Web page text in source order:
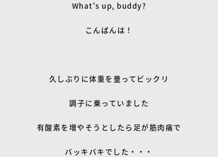
What's up, buddy?
こんばんは！
久しぶりに体重を量ってビックリ
調子に乗っていました
有酸素を増やそうとしたら足が筋肉痛で
バッキバキでした・・・